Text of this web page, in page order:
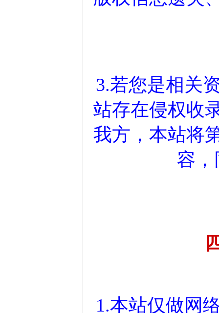
3.若您是相关
站存在侵权收
我方，本站将
容
1.本站仅做网